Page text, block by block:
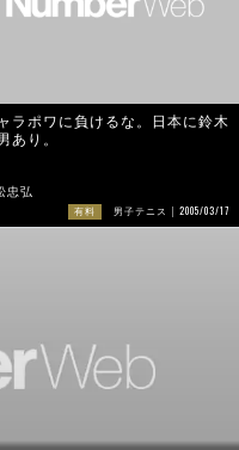
ラポワに負けるな。日本に鈴木
あり。
忠弘
有料 男子テニス 2005/03/17